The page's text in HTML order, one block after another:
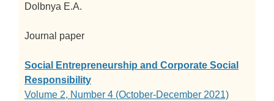
Dolbnya E.A.
Journal paper
Social Entrepreneurship and Corporate Social
Responsibility
Volume 2, Number 4 (October-December 2021)